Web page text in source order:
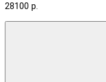
28100 р.